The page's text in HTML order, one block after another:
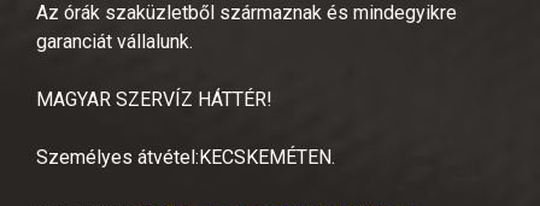
Az órák szaküzletből származnak és mindegyikre
garanciát vállalunk.
MAGYAR SZERVÍZ HÁTTÉR!
Személyes átvétel:KECSKEMÉTEN.